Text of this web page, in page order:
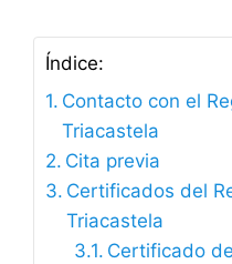
Índice:
Contacto con el
Triacastela
Cita previa
Certificados del
Triacastela
Certificado